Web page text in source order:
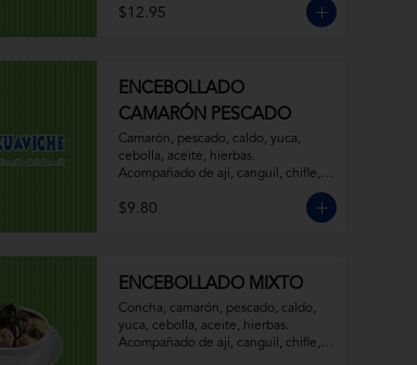
$12.95
ENCEBOLLADO
CAMARÓN PESCADO
Camarón, pescado, caldo, yuca,
cebolla, aceite, hierbas.
Acompañado de ají, canguil, chifle,
$9.80
ENCEBOLLADO MIXTO
Concha, camarón, pescado, caldo,
yuca, cebolla, aceite, hierbas.
Acompañado de ají, canguil, chifle,